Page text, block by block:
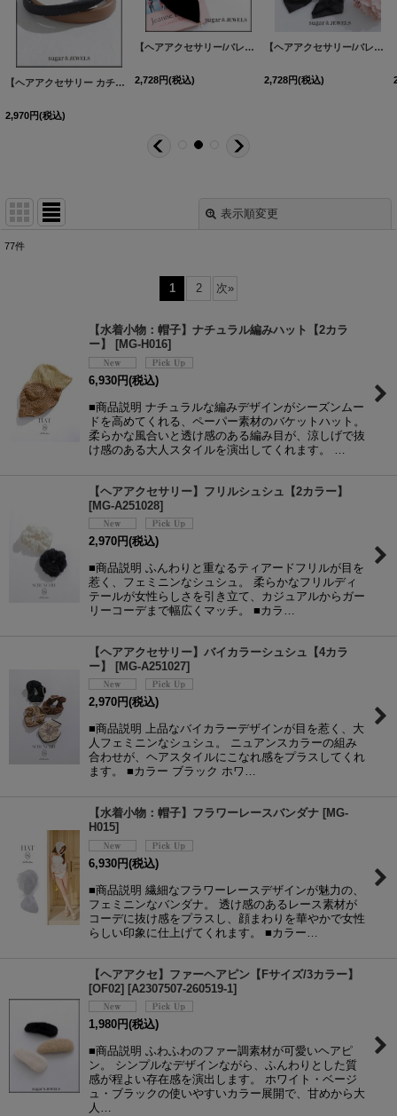
251029-1]
HA10002-240913-1] [HA10001-240919-1] [MG-
2,178円(税込)
【ヘアアクセサリー/バレッタ】シンプルリボンミニバレッタ【2カラー】[OF02]
2,178円(税込)
【ヘアアクセ】パールチャームリボンバレッタ【2カラー】[OF02]
1,980円(税込)
表示順変更
絞り込む
77件
1 2 次»
【水着小物：帽子】ナチュラル編みハット【2カラ
ー】
[MG-H016]
6,930円(税込)
■商品説明 ナチュラルな編みデザインがシーズンムー
ドを高めてくれる、ペーパー素材のバケットハット。
柔らかな風合いと透け感のある編み目が、涼しげで抜
け感のある大人スタイルを演出してくれます。 …
【ヘアアクセサリー】フリルシュシュ【2カラー】
[MG-A251028]
2,970 円(税込)
■商品説明 ふんわりと重なるティアードフリルが目を
惹く、フェミニンなシュシュ。 柔らかなフリルディ
テールが女性らしさを引き立て、カジュアルからガー
リーコーデまで幅広くマッチ。 ■カラ…
【ヘアアクセサリー】バイカラーシュシュ【4カラ
ー】
[MG-A251027]
2,970 円(税込)
■商品説明 上品なバイカラーデザインが目を惹く、大
人フェミニンなシュシュ。 ニュアンスカラーの組み
合わせが、ヘアスタイルにこなれ感をプラスしてくれ
ます。 ■カラー ブラック ホワ…
【水着小物：帽子】フラワーレースバンダナ [MG-
H015]
6,930 円(税込)
■商品説明 繊細なフラワーレースデザインが魅力の、
フェミニンなバンダナ。 透け感のあるレース素材が
コーデに抜け感をプラスし、顔まわりを華やかで女性
らしい印象に仕上げてくれます。 ■カラー…
【ヘアアクセ】ファーヘアピン【Fサイズ/3カラー】
[OF02] [A2307507-260519-1]
1,980 円(税込)
■商品説明 ふわふわのファー調素材が可愛いヘアピ
ン。 シンプルなデザインながら、ふんわりとした質
感が程よい存在感を演出します。 ホワイト・ベージ
ュ・ブラックの使いやすいカラー展開で、甘めから大
人…